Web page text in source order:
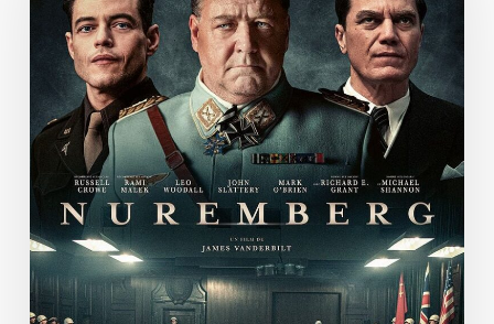
Cinéma
Scoop